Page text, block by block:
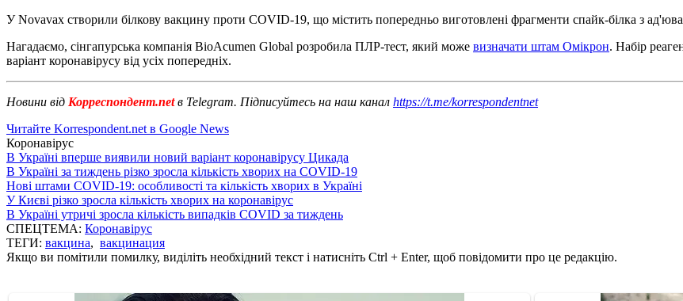
У Novavax створили білкову вакцину проти COVID-19, що містить попередньо виготовлені фрагменти спайк-білка з
Нагадаємо, сінгапурська компанія BioAcumen Global розробила ПЛР-тест, який може визначати штам Омікрон. Набір
варіант коронавірусу від усіх попередніх.
Новини від Корреспондент.netв Telegram. Підписуйтесь на наш канал https://t.me/korrespondentnet
Читайте Korrespondent.net в Google News
Коронавірус
В Україні вперше виявили новий варіант коронавірусу Цикада
В Україні за тиждень різко зросла кількість хворих на COVID-19
Нові штами COVID-19: особливості та кількість хворих в Україні
У Києві різко зросла кількість хворих на коронавірус
В Україні утричі зросла кількість випадків COVID за тиждень
СПЕЦТЕМА: Коронавірус
ТЕГИ: вакцина, вакцинация
Якщо ви помітили помилку, виділіть необхідний текст і натисніть Ctrl + Enter, щоб повідомити про це редакцію.